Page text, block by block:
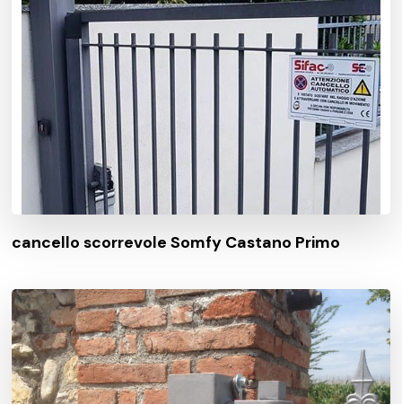
cancello scorrevole Somfy Castano Primo